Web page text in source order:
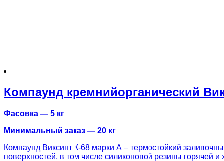
Компаунд кремнийорганический
Фасовка — 5 кг
Минимальный заказ — 20 кг
Компаунд Виксинт К-68 марки А – термостойкий
поверхностей, в том числе силиконовой резины горячей